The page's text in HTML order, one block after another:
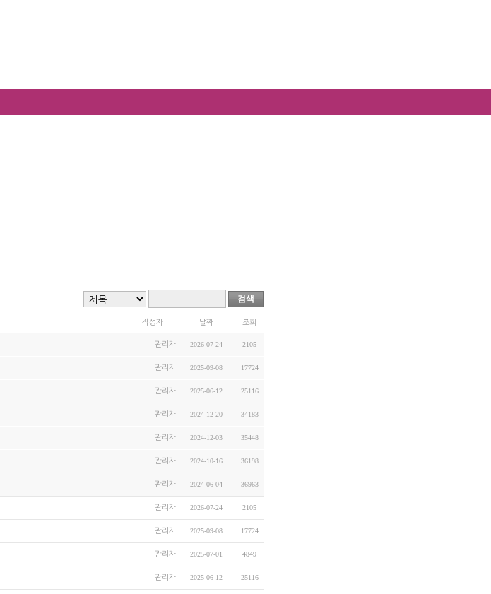
검색
작성자 날짜 조회
관리자 2026-07-24 2105
관리자 2025-09-08 17724
관리자 2025-06-12 25116
관리자 2024-12-20 34183
관리자 2024-12-03 35448
관리자 2024-10-16 36198
관리자 2024-06-04 36963
관리자 2026-07-24 2105
관리자 2025-09-08 17724
관리자 2025-07-01 4849
관리자 2025-06-12 25116